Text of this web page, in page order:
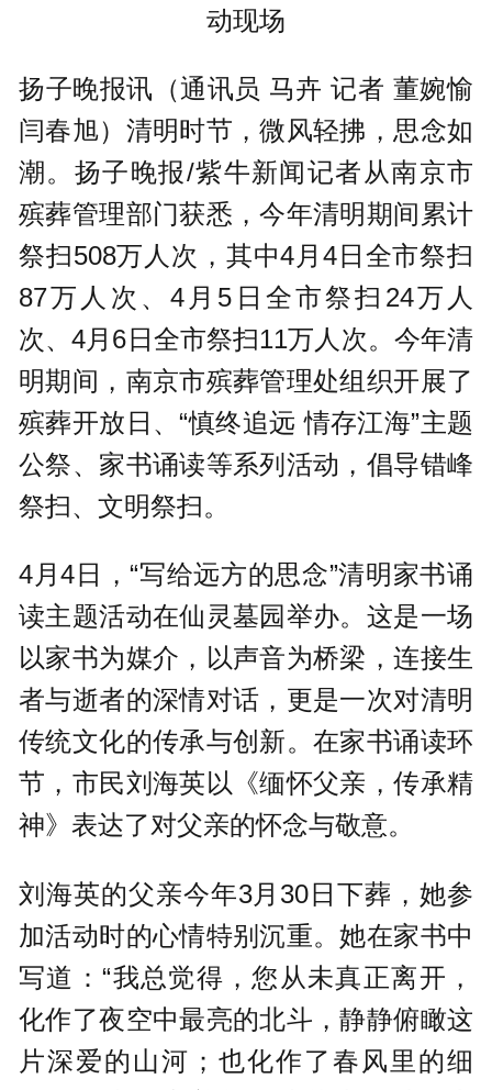
动现场
扬子晚报讯（通讯员 马卉 记者 董婉愉
闫春旭）清明时节，微风轻拂，思念如
潮。扬子晚报/紫牛新闻记者从南京市
殡葬管理部门获悉，今年清明期间累计
祭扫508万人次，其中4月4日全市祭扫
87万人次、4月5日全市祭扫24万人
次、4月6日全市祭扫11万人次。今年清
明期间，南京市殡葬管理处组织开展了
殡葬开放日、“慎终追远 情存江海”主题
公祭、家书诵读等系列活动，倡导错峰
祭扫、文明祭扫。
4月4日，“写给远方的思念”清明家书诵
读主题活动在仙灵墓园举办。这是一场
以家书为媒介，以声音为桥梁，连接生
者与逝者的深情对话，更是一次对清明
传统文化的传承与创新。在家书诵读环
节，市民刘海英以《缅怀父亲，传承精
神》表达了对父亲的怀念与敬意。
刘海英的父亲今年3月30日下葬，她参
加活动时的心情特别沉重。她在家书中
写道：“我总觉得，您从未真正离开，
化作了夜空中最亮的北斗，静静俯瞰这
片深爱的山河；也化作了春风里的细